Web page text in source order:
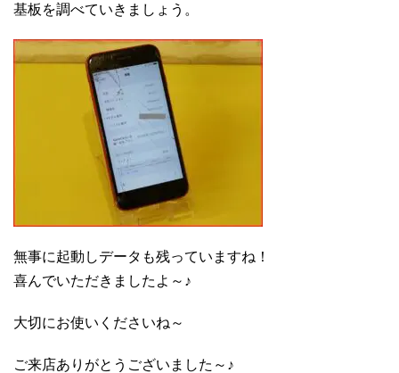
基板を調べていきましょう。
無事に起動しデータも残っていますね！
喜んでいただきましたよ～♪
大切にお使いくださいね～
ご来店ありがとうございました～♪